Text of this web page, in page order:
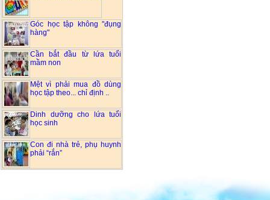
Góc học tập không "đụng
hàng"
Cần bắt đầu từ lứa tuổi
mầm non
Mệt vì phải mua đồ dùng
học tập theo... chỉ định ..
Dinh dưỡng cho lứa tuổi
học sinh
Con đi nhà trẻ, phụ huynh
phải “rắn”